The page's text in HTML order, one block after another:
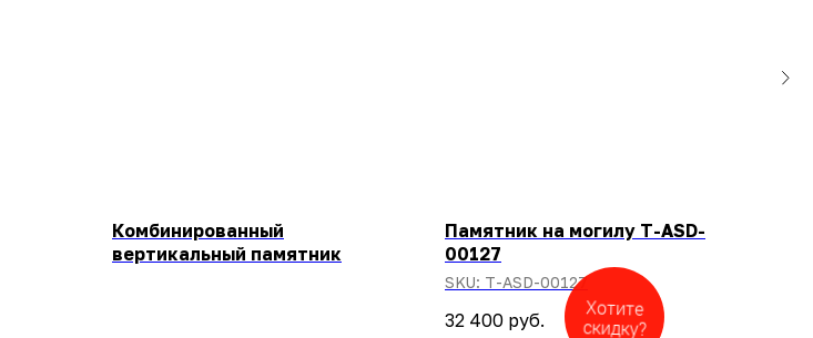
Комбинированный
вертикальный памятник
Памятник на могилу T-ASD-
00127
SKU: T-ASD-00127
32 400 руб.
Хотите
Закажите
звонок